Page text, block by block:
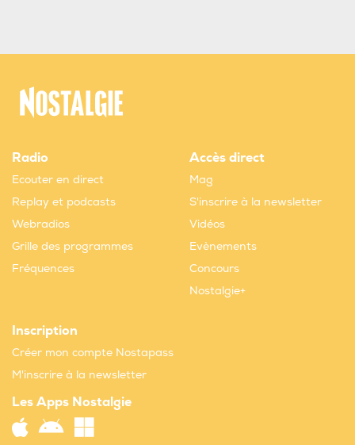
Radio
Ecouter en direct
Replay et podcasts
Webradios
Grille des programmes
Fréquences
Accès direct
Mag
S'inscrire à la newsletter
Vidéos
Evènements
Concours
Nostalgie+
Inscription
Créer mon compte Nostapass
M'inscrire à la newsletter
Les Apps Nostalgie